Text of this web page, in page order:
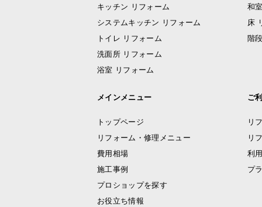
キッチン リフォーム
システムキッチン リフォーム
トイレ リフォーム
洗面所 リフォーム
浴室 リフォーム
和
床
階
メインメニュー
トップページ
リフォーム・修理メニュー
費用相場
施工事例
プロショップを探す
お役立ち情報
ご
リ
リ
利
プ